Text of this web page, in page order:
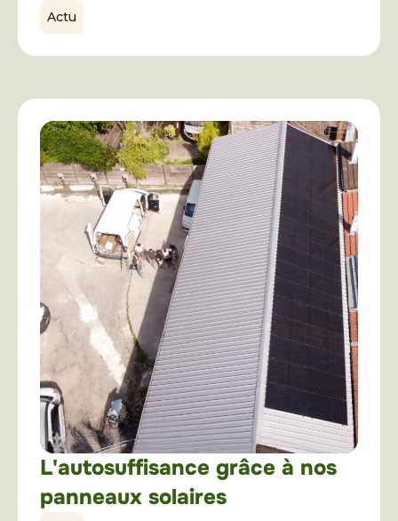
Actu
L'autosuffisance grâce à nos
panneaux solaires